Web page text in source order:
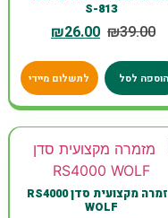
S-813
₪39.00
₪26.00
הוספה לסל לתשלום מיידי
מזמרה מקצועית סדן RS4000
WOLF